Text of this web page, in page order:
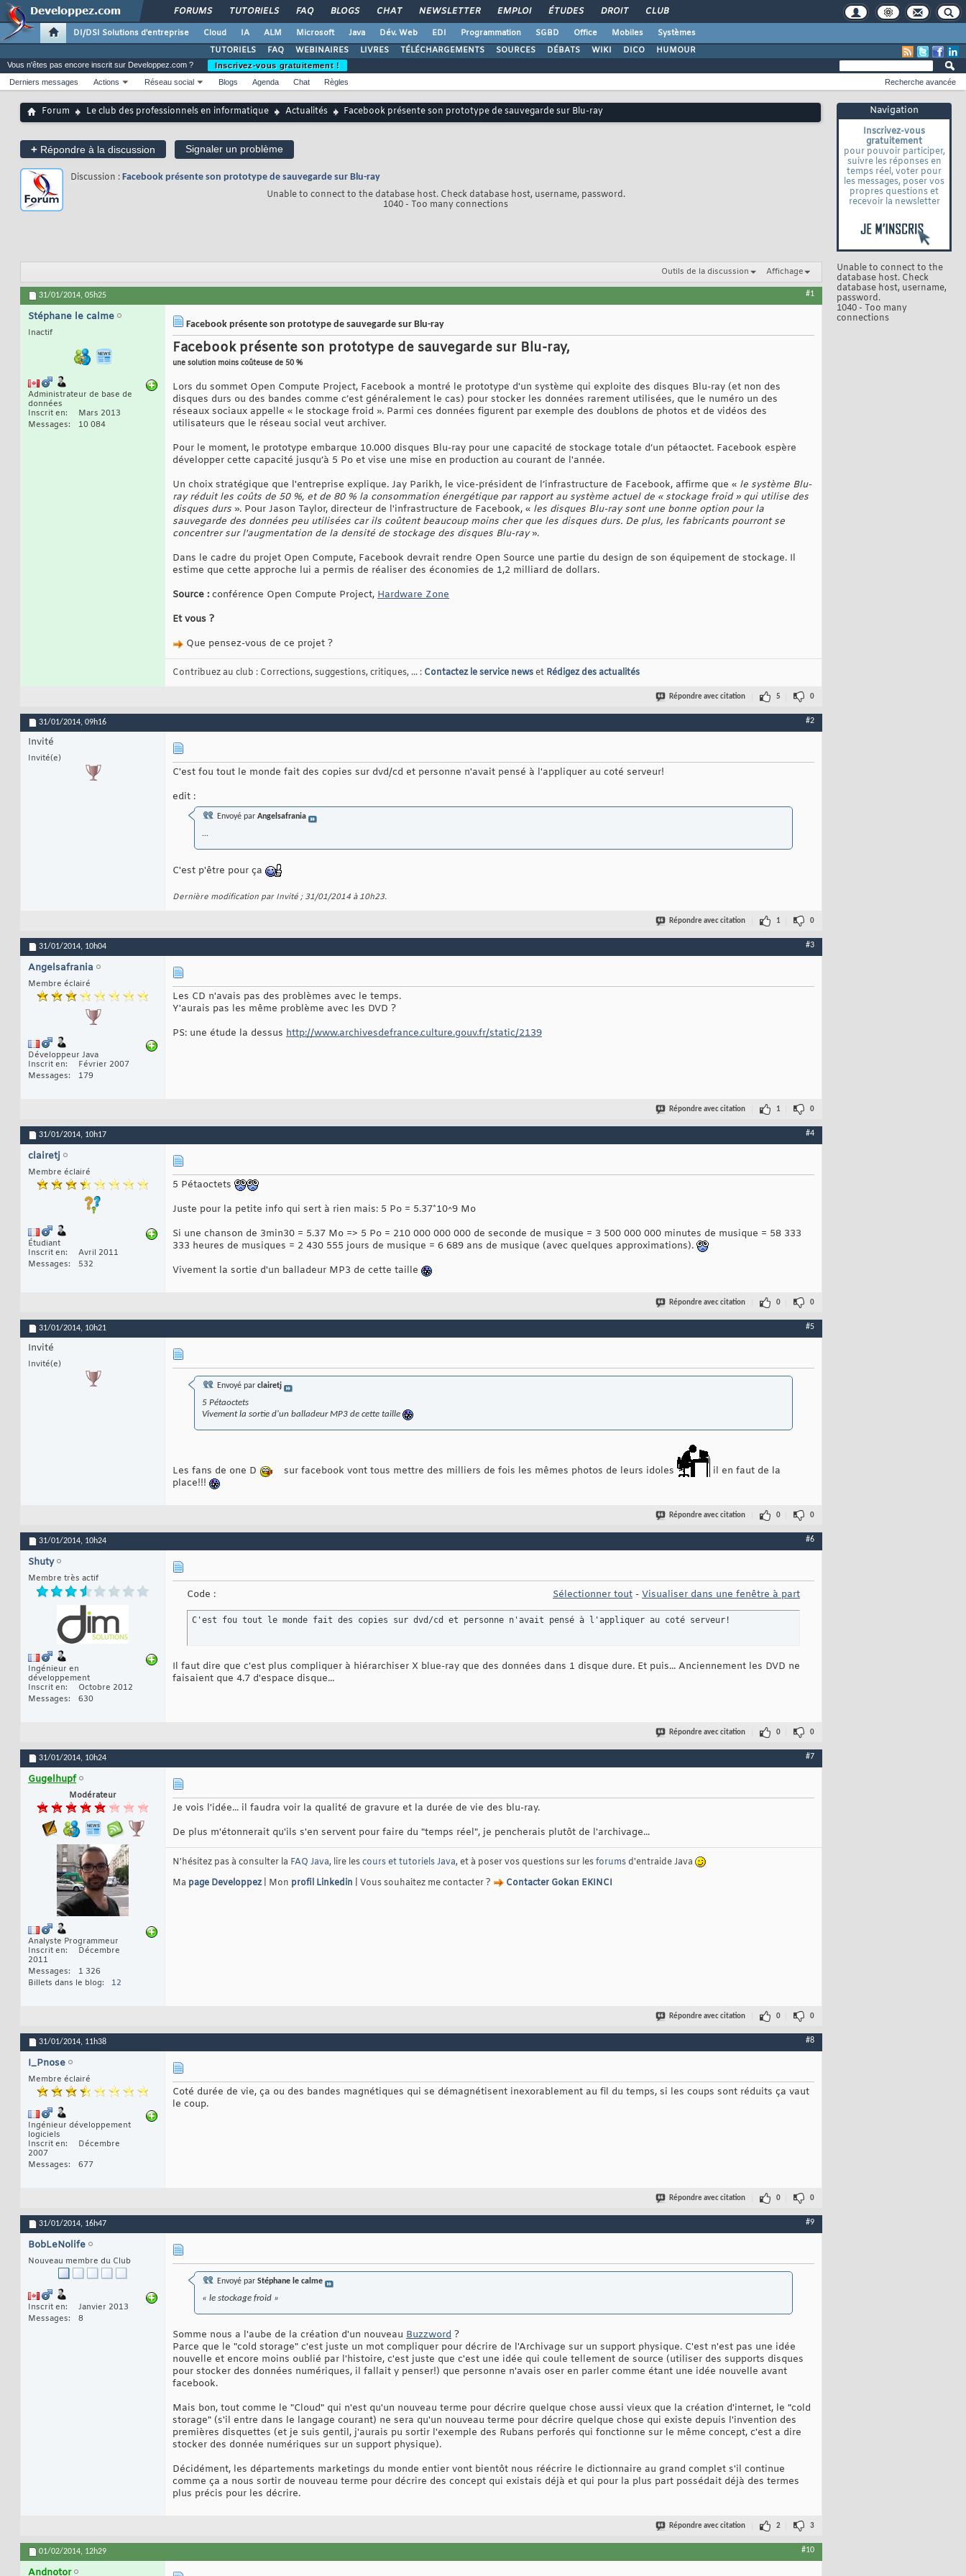
FORUMS TUTORIELS FAQ BLOGS CHAT NEWSLETTER EMPLOI ÉTUDES DROIT CLUB
DI/DSI Solutions d'entreprise Cloud IA ALM Microsoft Java Dév. Web EDI Programmation SGBD Office Mobiles
Systèmes
TUTORIELS
FAQ WEBINAIRES LIVRES TÉLÉCHARGEMENTS SOURCES DÉBATS WIKI DICO HUMOUR
Navigation
Inscrivez-vous
gratuitement
pour pouvoir participer,
suivre les réponses en
temps réel, voter pour
les messages, poser vos
propres questions et
recevoir la newsletter
Unable to connect to the
database host. Check
database host, username,
password.
1040 - Too many
connections
Vous n'êtes pas encore inscrit sur Developpez.com ?
Inscrivez-vous gratuitement !
Derniers messages
Actions Réseau social Blogs Agenda Chat Règles Recherche avancée
Forum Le club des professionnels en informatique Actualités Facebook présente son prototype de sauvegarde sur Blu-ray
+ Répondre à la discussion Signaler un problème
Discussion : Facebook présente son prototype de sauvegarde sur Blu-ray
Unable to connect to the database host. Check database host, username, password.
1040 - Too many connections
Outils de la discussion Affichage
31/01/2014, 05h25 #1
Stéphane le calme
Inactif
Administrateur de base de
données
Inscrit en
Mars 2013
Messages
10 084
Facebook présente son prototype de sauvegarde sur Blu-ray
Facebook présente son prototype de sauvegarde sur Blu-ray,
une solution moins coûteuse de 50 %
Lors du sommet Open Compute Project, Facebook a montré le prototype d'un système qui exploite des disques Blu-ray (et non des
disques durs ou des bandes comme c’est généralement le cas) pour stocker les données rarement utilisées, que le numéro un des
réseaux sociaux appelle « le stockage froid ». Parmi ces données figurent par exemple des doublons de photos et de vidéos des
utilisateurs que le réseau social veut archiver.
Pour le moment, le prototype embarque 10.000 disques Blu-ray pour une capacité de stockage totale d’un pétaoctet. Facebook espère
développer cette capacité jusqu’à 5 Po et vise une mise en production au courant de l'année.
Un choix stratégique que l'entreprise explique. Jay Parikh, le vice-président de l’infrastructure de Facebook, affirme que « le système Blu-
ray réduit les coûts de 50 %, et de 80 % la consommation énergétique par rapport au système actuel de « stockage froid » qui utilise des
disques durs ». Pour Jason Taylor, directeur de l'infrastructure de Facebook, « les disques Blu-ray sont une bonne option pour la
sauvegarde des données peu utilisées car ils coûtent beaucoup moins cher que les disques durs. De plus, les fabricants pourront se
concentrer sur l'augmentation de la densité de stockage des disques Blu-ray».
Dans le cadre du projet Open Compute, Facebook devrait rendre Open Source une partie du design de son équipement de stockage. Il
estime que cette approche lui a permis de réaliser des économies de 1,2 milliard de dollars.
Source : conférence Open Compute Project, Hardware Zone
Et vous ?
Que pensez-vous de ce projet ?
Contribuez au club : Corrections, suggestions, critiques, ... : Contactez le service newset Rédigez des actualités
Répondre avec citation 5 0
31/01/2014, 09h16 #2
Invité
Invité(e)
C'est fou tout le monde fait des copies sur dvd/cd et personne n'avait pensé à l'appliquer au coté serveur!
edit :
Envoyé par Angelsafrania
...
C'est p'être pour ça
Dernière modification par Invité ; 31/01/2014 à 10h23.
Répondre avec citation 1 0
31/01/2014, 10h04 #3
Angelsafrania
Membre éclairé
Développeur Java
Inscrit en
Février 2007
Messages
179
Les CD n'avais pas des problèmes avec le temps.
Y'aurais pas les même problème avec les DVD ?
PS: une étude la dessus http://www.archivesdefrance.culture.gouv.fr/static/2139
Répondre avec citation 1 0
31/01/2014, 10h17 #4
clairetj
Membre éclairé
Étudiant
Inscrit en
Avril 2011
Messages
532
5 Pétaoctets
Juste pour la petite info qui sert à rien mais: 5 Po = 5.37*10^9 Mo
Si une chanson de 3min30 = 5.37 Mo => 5 Po = 210 000 000 000 de seconde de musique = 3 500 000 000 minutes de musique = 58 333
333 heures de musiques = 2 430 555 jours de musique = 6 689 ans de musique (avec quelques approximations).
Vivement la sortie d'un balladeur MP3 de cette taille
Répondre avec citation 0 0
31/01/2014, 10h21 #5
Invité
Invité(e)
Envoyé par clairetj
5 Pétaoctets
Vivement la sortie d'un balladeur MP3 de cette taille
Les fans de one D sur facebook vont tous mettre des milliers de fois les mêmes photos de leurs idoles
il en faut de la
place!!!
Répondre avec citation 0 0
31/01/2014, 10h24 #6
Shuty
Membre très actif
Ingénieur en
développement
Inscrit en
Octobre 2012
Messages
630
Code : Sélectionner tout - Visualiser dans une fenêtre à part
C'est fou tout le monde fait des copies sur dvd/cd et personne n'avait pensé à l'appliquer au coté serveur!
Il faut dire que c'est plus compliquer à hiérarchiser X blue-ray que des données dans 1 disque dure. Et puis... Anciennement les DVD ne
faisaient que 4.7 d'espace disque...
Répondre avec citation 0 0
31/01/2014, 10h24 #7
Gugelhupf
Modérateur
Analyste Programmeur
Inscrit en
Décembre
2011
Messages
1 326
Billets dans le blog
12
Je vois l'idée... il faudra voir la qualité de gravure et la durée de vie des blu-ray.
De plus m'étonnerait qu'ils s'en servent pour faire du "temps réel", je pencherais plutôt de l'archivage...
N'hésitez pas à consulter la FAQ Java, lire lescours et tutoriels Java, et à poser vos questions sur lesforums d'entraide Java
Ma page Developpez| Mon profil Linkedin | Vous souhaitez me contacter ? Contacter Gokan EKINCI
Répondre avec citation 0 0
31/01/2014, 11h38 #8
I_Pnose
Membre éclairé
Ingénieur développement
logiciels
Inscrit en
Décembre
2007
Messages
677
Coté durée de vie, ça ou des bandes magnétiques qui se démagnétisent inexorablement au fil du temps, si les coups sont réduits ça vaut
le coup.
Répondre avec citation 0 0
31/01/2014, 16h47 #9
BobLeNolife
Nouveau membre du Club
Inscrit en
Janvier 2013
Messages
8
Envoyé par Stéphane le calme
« le stockage froid »
Somme nous a l'aube de la création d'un nouveau Buzzword ?
Parce que le "cold storage" c'est juste un mot compliquer pour décrire de l'Archivage sur un support physique. C'est n'est pas une idée
nouvelle et encore moins oublié par l'histoire, c'est juste que c'est une idée qui coule tellement de source (utiliser des supports disques
pour stocker des données numériques, il fallait y penser!) que personne n'avais oser en parler comme étant une idée nouvelle avant
facebook.
Mais bon, tout comme le "Cloud" qui n'est qu'un nouveau terme pour décrire quelque chose aussi vieux que la création d'internet, le "cold
storage" (s'il entre dans le langage courant) ne sera qu'un nouveau terme pour décrire quelque chose qui existe depuis l'invention des
premières disquettes (et je suis gentil, j'aurais pu sortir l'exemple des Rubans perforés qui fonctionne sur le même concept, c'est a dire
stocker des donnée numériques sur un support physique).
Décidément, les départements marketings du monde entier vont bientôt nous réécrire le dictionnaire au grand complet s'il continue
comme ça a nous sortir de nouveau terme pour décrire des concept qui existais déjà et qui pour la plus part possédait déjà des termes
plus précis pour les décrire.
Répondre avec citation 2 3
01/02/2014, 12h29 #10
Andnotor